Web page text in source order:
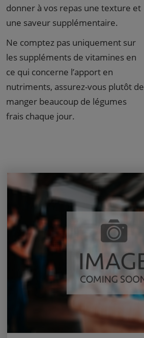
donner à vos repas une texture et
une saveur supplémentaire.
Ne comptez pas uniquement sur
les suppléments de vitamines en
ce qui concerne l’apport en
nutriments, assurez-vous plutôt de
manger beaucoup de légumes
frais chaque jour.